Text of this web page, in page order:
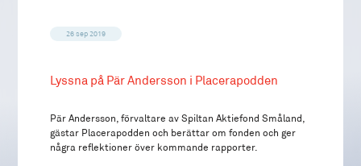
26 sep 2019
Lyssna på Pär Andersson i Placerapodden
Pär Andersson, förvaltare av Spiltan Aktiefond Småland,
gästar Placerapodden och berättar om fonden och ger
några reflektioner över kommande rapporter.